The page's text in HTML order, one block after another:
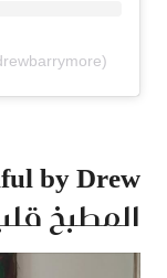
المطبخ